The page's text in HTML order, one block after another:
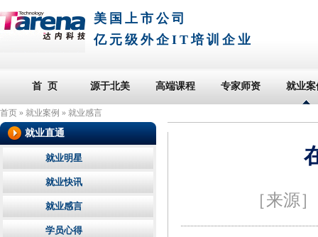
美国上市公司
亿元级外企IT培训企业
首 页 源于北美 高端课程 专家师资 就业案
首页 » 就业案例 » 就业感言
［来源
就业直通
就业明星
就业快讯
就业感言
学员心得